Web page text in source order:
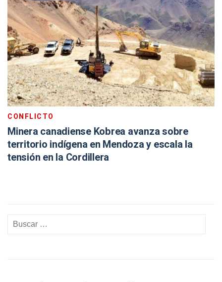
CONFLICTO
Minera canadiense Kobrea avanza sobre
territorio indígena en Mendoza y escala la
tensión en la Cordillera